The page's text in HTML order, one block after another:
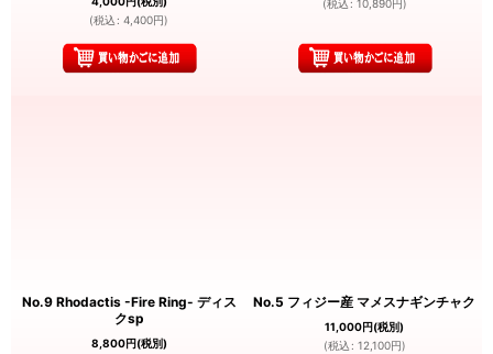
(税込 : 4,400円)
(税込 : 10,890円 )
No.9 Rhodactis -Fire Ring- ディス
クsp
8,800円(税別)
No.5 フィジー産 マメスナギンチャク
11,000円(税別)
(税込 : 12,100円)